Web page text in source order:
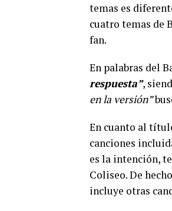
temas es
cuatro temas de
fan.
En palabras del
respuesta”,
en la versión”
En cuanto al
canciones
es la intención,
Coliseo. De
incluye otras